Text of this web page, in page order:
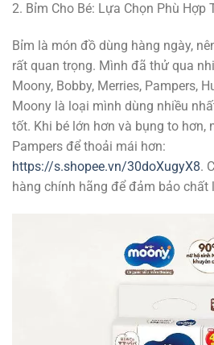
2. Bỉm Cho Bé: Lựa Chọn Phù Hợp
Bỉm là món đồ dùng hàng ngày,
rất quan trọng. Mình đã thử qua
Moony, Bobby, Merries, Pampers,
Moony là loại mình dùng nhiều
tốt. Khi bé lớn hơn và bụng to hơn,
Pampers để thoải mái hơn:
https://s.shopee.vn/30doXugyX8.
hàng chính hãng để đảm bảo chất